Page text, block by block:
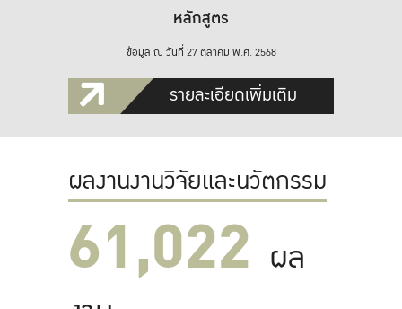
หลักสูตร
ข้อมูล ณ วันที่ 27 ตุลาคม พ.ศ. 2568
รายละเอียดเพิ่มเติม
ผลงานงานวิจัยและนวัตกรรม
61,022 ผล